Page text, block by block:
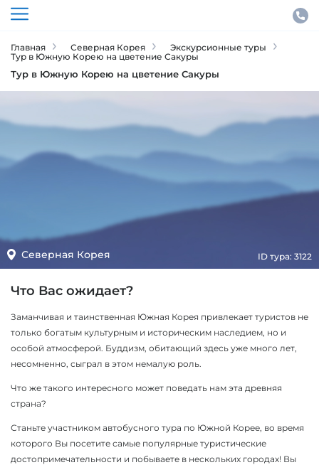
Главная Северная Корея
Экскурсионные туры
Тур в Южную Корею на цветение Сакуры
Тур в Южную Корею на цветение Сакуры
Северная Корея ID тура: 3122
Что Вас ожидает?
Заманчивая и таинственная Южная Корея привлекает туристов не
только богатым культурным и историческим наследием, но и
особой атмосферой. Буддизм, обитающий здесь уже много лет,
несомненно, сыграл в этом немалую роль.
Что же такого интересного может поведать нам эта древняя
страна?
Станьте участником автобусного тура по Южной Корее, во время
которого Вы посетите самые популярные туристические
достопримечательности и побываете в нескольких городах! Вы